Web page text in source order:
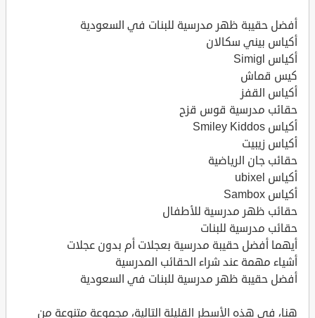
أفضل حقيبة ظهر مدرسية للبنات في السعودية
أكياس بيني سكالان
أكياس Simigl
كيس قماش
أكياس القفز
حقائب مدرسية قوس قزح
أكياس Smiley Kiddos
أكياس زيبيت
حقائب جان الرياضية
أكياس ubixel
أكياس Sambox
حقائب ظهر مدرسية للأطفال
حقائب مدرسية للبنات
أيهما أفضل حقيبة مدرسية بعجلات أم بدون عجلات
أشياء مهمة عند شراء الحقائب المدرسية
أفضل حقيبة ظهر مدرسية للبنات في السعودية
هنا، في هذه الأسطر القليلة التالية، مجموعة متنوعة من